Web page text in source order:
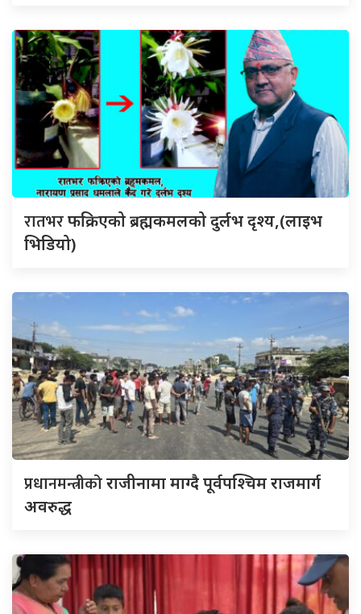
रातभरफक्रिएको ब्रह्मकमलको दुर्लभ दृश्य,(लाइभ
भिडियो)
प्रधानमन्त्रीकोराजीनामा माग्दै पूर्वपश्चिम राजमार्ग
अवरुद्ध